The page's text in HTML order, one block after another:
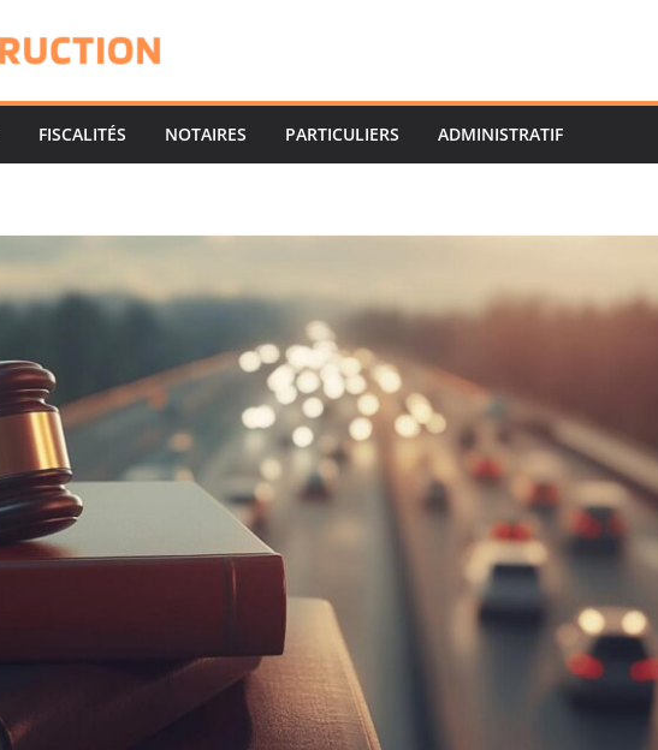
FISCALITÉS NOTAIRES PARTICULIERS ADMINISTRATIF